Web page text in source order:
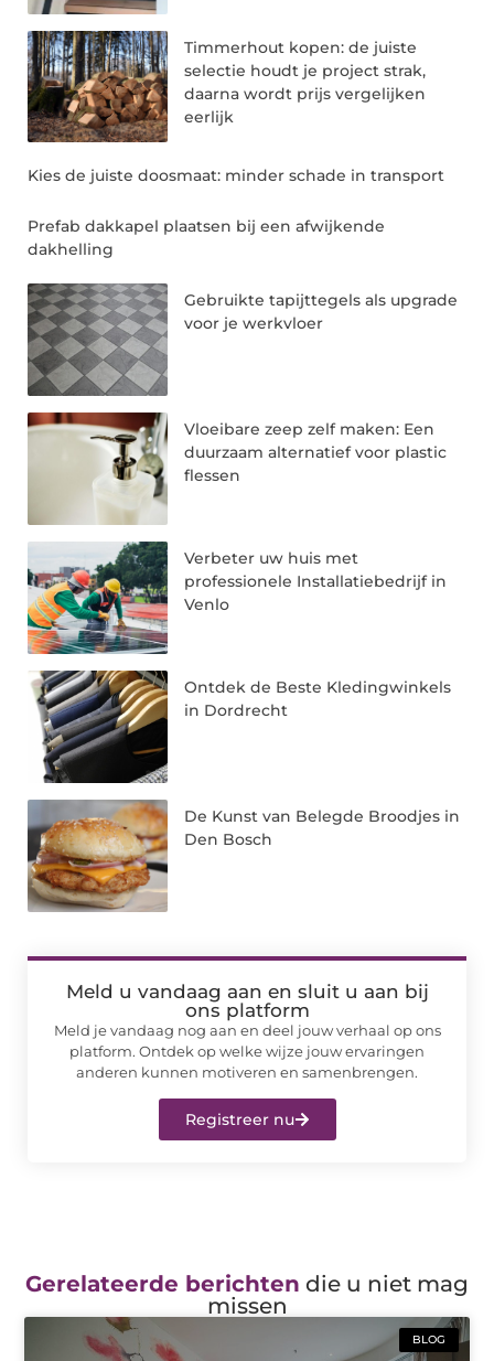
Timmerhout kopen: de juiste
selectie houdt je project strak,
daarna wordt prijs vergelijken
eerlijk
Kies de juiste doosmaat: minder schade in transport
Prefab dakkapel plaatsen bij een afwijkende
dakhelling
Gebruikte tapijttegels als upgrade
voor je werkvloer
Vloeibare zeep zelf maken: Een
duurzaam alternatief voor plastic
flessen
Verbeter uw huis met
professionele Installatiebedrijf in
Venlo
Ontdek de Beste Kledingwinkels
in Dordrecht
De Kunst van Belegde Broodjes in
Den Bosch
Meld u vandaag aan en sluit u aan bij
ons platform
Meld je vandaag nog aan en deel jouw verhaal op ons
platform. Ontdek op welke wijze jouw ervaringen
anderen kunnen motiveren en samenbrengen.
Registreer nu
Gerelateerde berichten die u niet mag
missen
BLOG